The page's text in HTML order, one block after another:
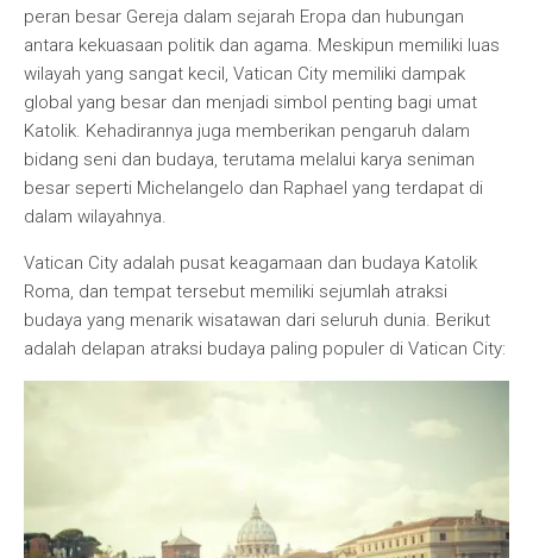
peran besar Gereja dalam sejarah Eropa dan hubungan
antara kekuasaan politik dan agama. Meskipun memiliki luas
wilayah yang sangat kecil, Vatican City memiliki dampak
global yang besar dan menjadi simbol penting bagi umat
Katolik. Kehadirannya juga memberikan pengaruh dalam
bidang seni dan budaya, terutama melalui karya seniman
besar seperti Michelangelo dan Raphael yang terdapat di
dalam wilayahnya.
Vatican City adalah pusat keagamaan dan budaya Katolik
Roma, dan tempat tersebut memiliki sejumlah atraksi
budaya yang menarik wisatawan dari seluruh dunia. Berikut
adalah delapan atraksi budaya paling populer di Vatican City: